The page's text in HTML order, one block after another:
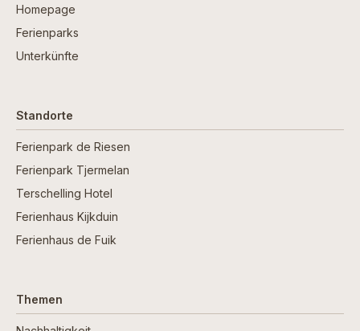
Homepage
Ferienparks
Unterkünfte
Standorte
Ferienpark de Riesen
Ferienpark Tjermelan
Terschelling Hotel
Ferienhaus Kijkduin
Ferienhaus de Fuik
Themen